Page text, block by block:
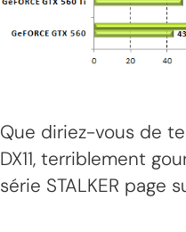
Que diriez-vous de
DX11, terriblement
série STALKER page